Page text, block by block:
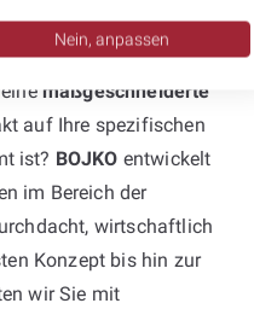
maßgeschneiderte
auf Ihre spezifischen
ist? BOJKO entwickelt
im Bereich der
wirtschaftlich
Konzept bis hin zur
wir Sie mit
Nein, anpassen